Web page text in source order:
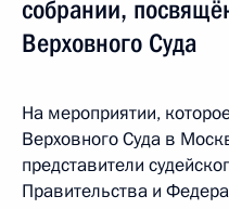
собрании,
Верховного Суда
На мероприятии,
Верховного Суда в
представители
Правительства и